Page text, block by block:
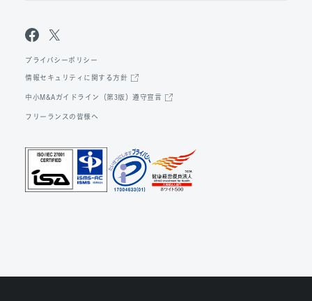
プライバシーポリシー
情報セキュリティに関する方針
中小M&Aガイドライン（第3版）遵守宣言
フリーランスの皆様へ